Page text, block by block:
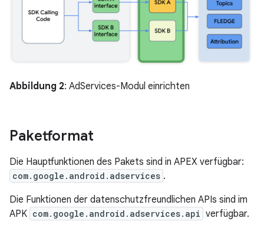
Abbildung 2: AdServices-Modul einrichten
Paketformat
Die Hauptfunktionen des Pakets sind in APEX verfügbar:
com.google.android.adservices .
Die Funktionen der datenschutzfreundlichen APIs sind im
APK com.google.android.adservices.api verfügbar.